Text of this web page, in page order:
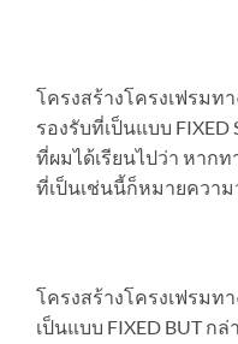
โครงสร้างโครงเฟรม
รองรับที่เป็นแบบ
ที่ผมได้เรียนไปว่า หาก
ที่เป็นเช่นนี้ก็หมายความ
โครงสร้างโครงเฟรมท
เป็นแบบ FIXED BUT